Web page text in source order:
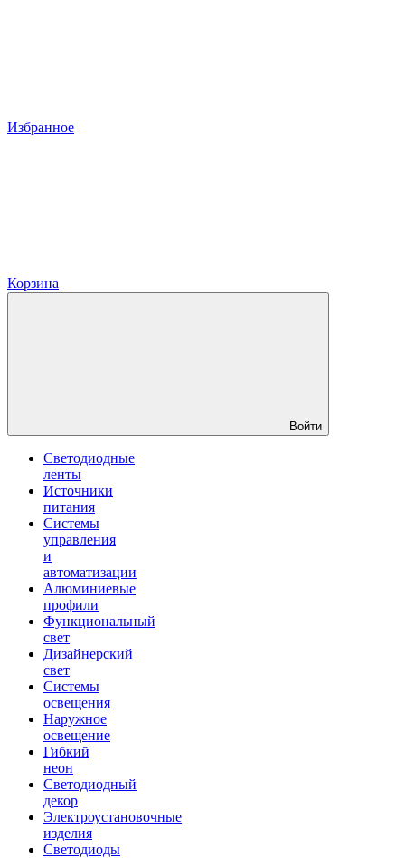
Избранное
Корзина
Войти
Светодиодные
ленты
Источники
питания
Системы
управления
и
автоматизации
Алюминиевые
профили
Функциональный
свет
Дизайнерский
свет
Системы
освещения
Наружное
освещение
Гибкий
неон
Светодиодный
декор
Электроустановочные
изделия
Светодиоды